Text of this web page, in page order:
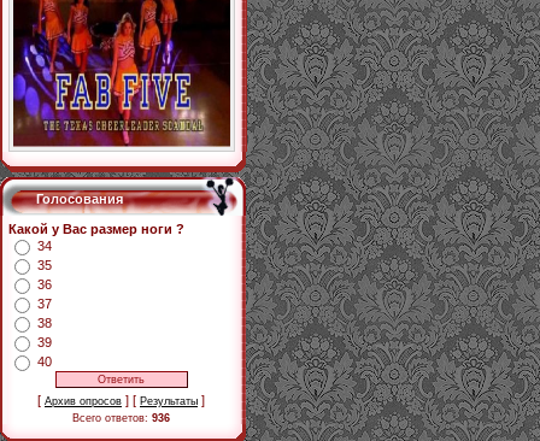
Голосования
Какой у Вас размер ноги ?
34
35
36
37
38
39
40
[ Архив опросов ] [ Результаты ]
Всего ответов: 936